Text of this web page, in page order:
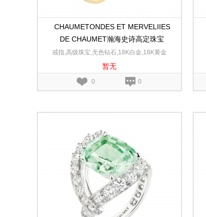
CHAUMETONDES ET MERVELIIES
DE CHAUMET瀚海史诗高定珠宝
Sous le Soleil幻日耀阳黄金和白金戒指
戒指,高级珠宝,无色钻石,18K白金,18K黄金
暂无
0 0